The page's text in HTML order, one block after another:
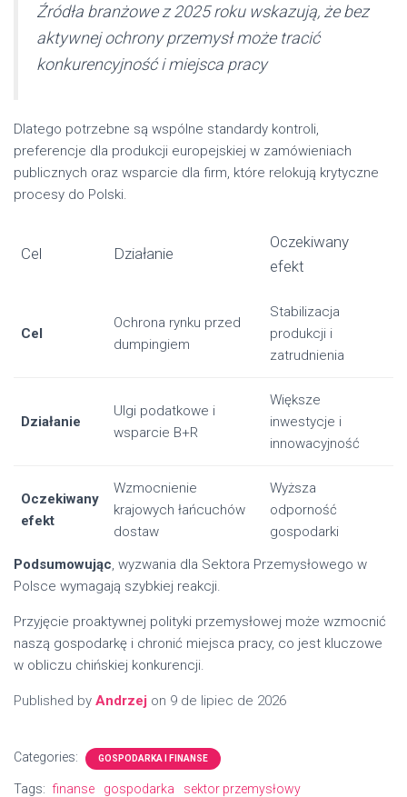
Źródła branżowe z 2025 roku wskazują, że bez
aktywnej ochrony przemysł może tracić
konkurencyjność i miejsca pracy
Dlatego potrzebne są wspólne standardy kontroli,
preferencje dla produkcji europejskiej w zamówieniach
publicznych oraz wsparcie dla firm, które relokują krytyczne
procesy do Polski.
Cel Działanie
Oczekiwany
efekt
Cel
Ochrona rynku przed
dumpingiem
Stabilizacja
produkcji i
zatrudnienia
Działanie
Ulgi podatkowe i
wsparcie B+R
Większe
inwestycje i
innowacyjność
Oczekiwany
efekt
Wzmocnienie
krajowych łańcuchów
dostaw
Wyższa
odporność
gospodarki
Podsumowując, wyzwania dla Sektora Przemysłowego w
Polsce wymagają szybkiej reakcji.
Przyjęcie proaktywnej polityki przemysłowej może wzmocnić
naszą gospodarkę i chronić miejsca pracy, co jest kluczowe
w obliczu chińskiej konkurencji.
Published by Andrzej on 9 de lipiec de 2026
Categories: GOSPODARKA I FINANSE
Tags: finanse gospodarka sektor przemysłowy